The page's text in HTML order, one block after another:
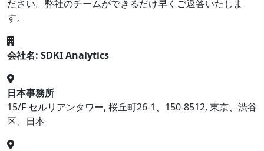
ださい。弊社のチームができるだけ早くご返答いたしま
す。
会社名: SDKI Analytics
日本事務所
15/F セルリアンタワー, 桜丘町26-1、150-8512, 東京、渋谷
区、日本